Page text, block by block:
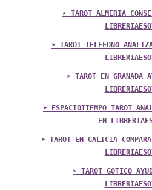
➤ TAROT ALMERIA
➤ TAROT TELEFONO
➤ TAROT EN GRANADA
➤ ESPACIOTIEMPO TAROT
EN
➤ TAROT EN GALICIA COMPARA
➤ TAROT GOTICO